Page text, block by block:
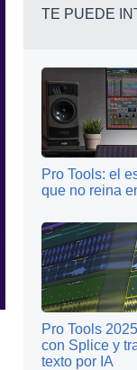
TE PUEDE
Pro Tools: el
que no reina
Pro Tools
con Splice y
texto por IA